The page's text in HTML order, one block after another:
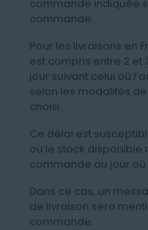
commande indiquée
commande.
Pour les livraisons en
est compris entre 2 et
jour suivant celui où
selon les modalités
choisi.
Ce délai est
où le stock disponible
commande au jour
Dans ce cas, un
de livraison sera
commande.